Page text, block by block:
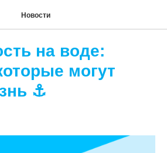
Новости
на воде:
могут
⚓